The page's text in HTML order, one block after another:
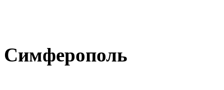
Симферополь